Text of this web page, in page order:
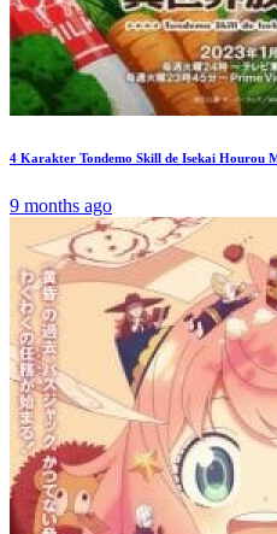
4 Karakter Tondemo Skill de Isekai Hourou
9 months ago